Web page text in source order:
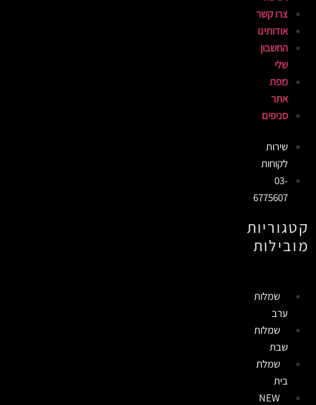
צרו קשר
אודותינו
החשבון
שלי
מפת
אתר
סניפים
שירות
לקוחות
03-
6775607
קטגוריות
מובילות
שמלות
ערב
שמלות
שבת
שמלת
בית
NEW